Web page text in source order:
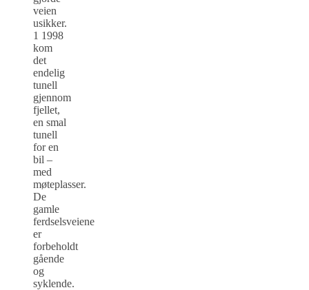
veien
usikker.
1 1998
kom
det
endelig
tunell
gjennom
fjellet,
en smal
tunell
for en
bil –
med
møteplasser.
De
gamle
ferdselsveiene
er
forbeholdt
gående
og
syklende.